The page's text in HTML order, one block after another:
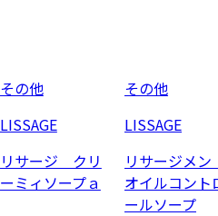
その他
LISSAGE
リサージ クリ
ーミィソープａ
その他
LISSAGE
リサージメン
オイルコント
ールソープ